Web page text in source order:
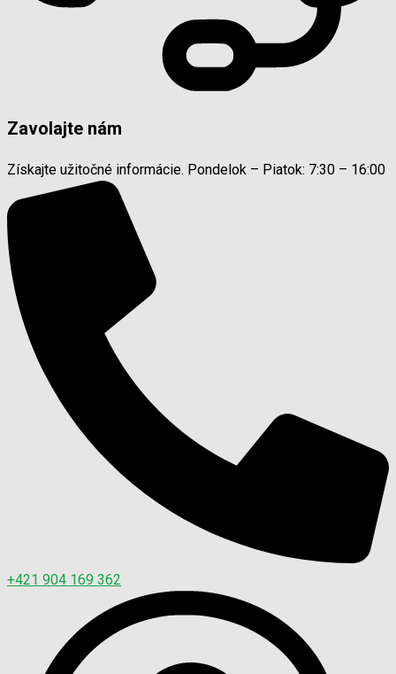
Zavolajte nám
Získajte užitočné informácie. Pondelok – Piatok: 7:30 – 16:00
+421 904 169 362